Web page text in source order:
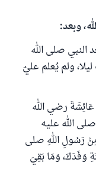
وبعد:
النبي صلى الله
ولم يُعلم عليٌ
ومسلم (1759) عَنْ عَائِشَةَ رضي الله
الله عليه
رَسُولِ اللهِ صلى
وَفَدَكَ، وَمَا بَقِيَ